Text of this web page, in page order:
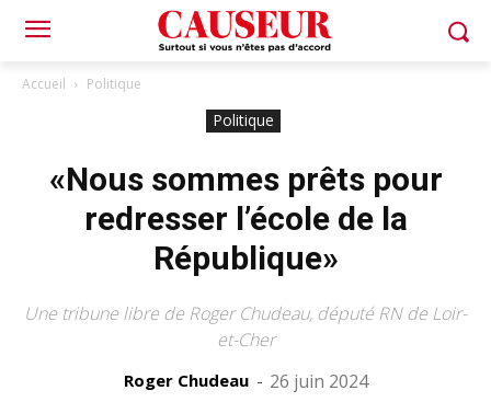
Accueil Politique
Politique
«Nous sommes prêts pour
redresser l’école de la
République»
Une tribune libre de Roger Chudeau, député RN de Loir-
et-Cher
Roger Chudeau - 26 juin 2024